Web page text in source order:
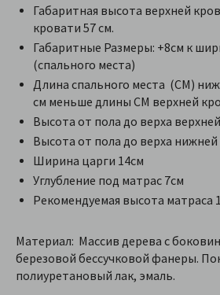
Габаритная высота верхней
кровати 57 см.
Габаритные Размеры: +8см к
(спального места)
Длина спального места (СМ)
см меньше длины СМ верхней
Высота от пола до верха
Высота от пола до верха нижней
Ширина царги 14см
Углубление под матрас 7см
Рекомендуемая высота матраса
Материал: Массив дерева с
березовой бессучковой фанеры.
полиуретановый лак, эмаль.